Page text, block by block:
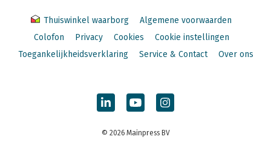
Thuiswinkel waarborg
Algemene voorwaarden
Colofon
Privacy Cookies
Cookie instellingen
Toegankelijkheidsverklaring
Service & Contact Over ons
© 2026 Mainpress BV